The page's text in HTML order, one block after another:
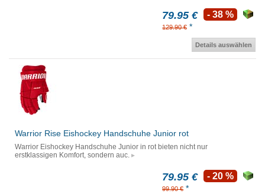
79.95 €
129.90 € *
- 38 %
Details auswählen
Warrior Rise Eishockey Handschuhe Junior rot
Warrior Eishockey Handschuhe Junior in rot bieten nicht nur
erstklassigen Komfort, sondern auc.
79.95 €
99.90 € *
- 20 %